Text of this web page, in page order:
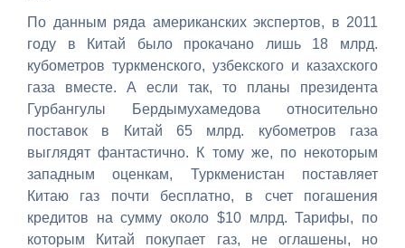
По данным ряда американских экспертов, в 2011
году в Китай было прокачано лишь 18 млрд.
кубометров туркменского, узбекского и казахского
газа вместе. А если так, то планы президента
Гурбангулы Бердымухамедова относительно
поставок в Китай 65 млрд. кубометров газа
выглядят фантастично. К тому же, по некоторым
западным оценкам, Туркменистан поставляет
Китаю газ почти бесплатно, в счет погашения
кредитов на сумму около $10 млрд. Тарифы, по
которым Китай покупает газ, не оглашены, но